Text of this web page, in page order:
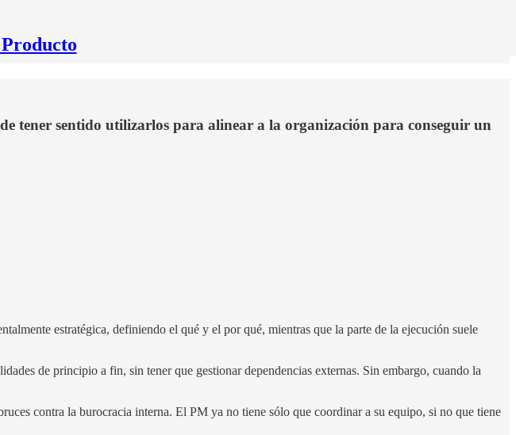
tener sentido utilizarlos para alinear a la organización para conseguir un
estratégica, definiendo el qué y el por qué, mientras que la parte de la ejecución suele
de principio a fin, sin tener que gestionar dependencias externas. Sin embargo, cuando la
contra la burocracia interna. El PM ya no tiene sólo que coordinar a su equipo, si no que tiene